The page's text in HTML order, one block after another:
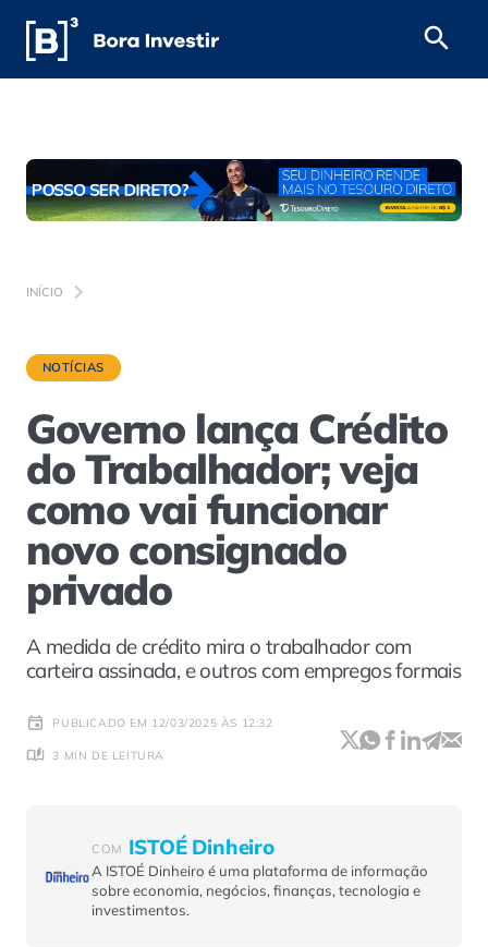
INÍCIO
NOTÍCIAS
Governo lança Crédito
do Trabalhador; veja
como vai funcionar
novo consignado
privado
A medida de crédito mira o trabalhador com
carteira assinada, e outros com empregos formais
PUBLICADO EM 12/03/2025 ÀS 12:32
3 MIN DE LEITURA
COM ISTOÉ Dinheiro
A ISTOÉ Dinheiro é uma plataforma de informação
sobre economia, negócios, finanças, tecnologia e
investimentos.